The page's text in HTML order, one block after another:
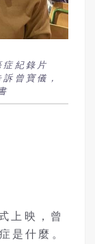
症紀錄片
曾寶儀，
上映，曾
是什麼。